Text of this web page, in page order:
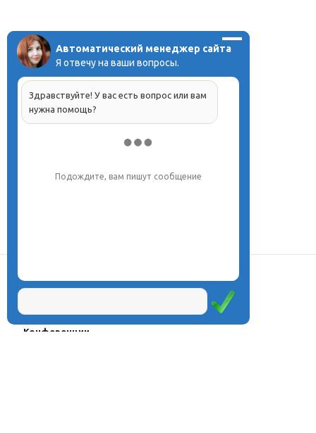
Проекты
Олимпиады
Конферeнции
Автоматический менеджер сайта
Я отвечу на ваши вопросы.
Здравствуйте! У вас есть вопрос или вам
нужна помощь?
Напишите, что вас интересует, и мы вам